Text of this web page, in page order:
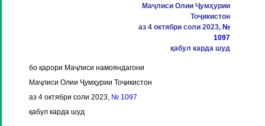
Маҷлиси Олии Ҷумҳурии
Тоҷикистон
аз 4 октябри соли 2023, №
1097
қабул карда шуд
бо қарори Маҷлиси намояндагони
Маҷлиси Олии Ҷумҳурии Тоҷикистон
аз 4 октябри соли 2023, № 1097
қабул карда шуд